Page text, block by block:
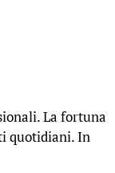
La fortuna
quotidiani. In